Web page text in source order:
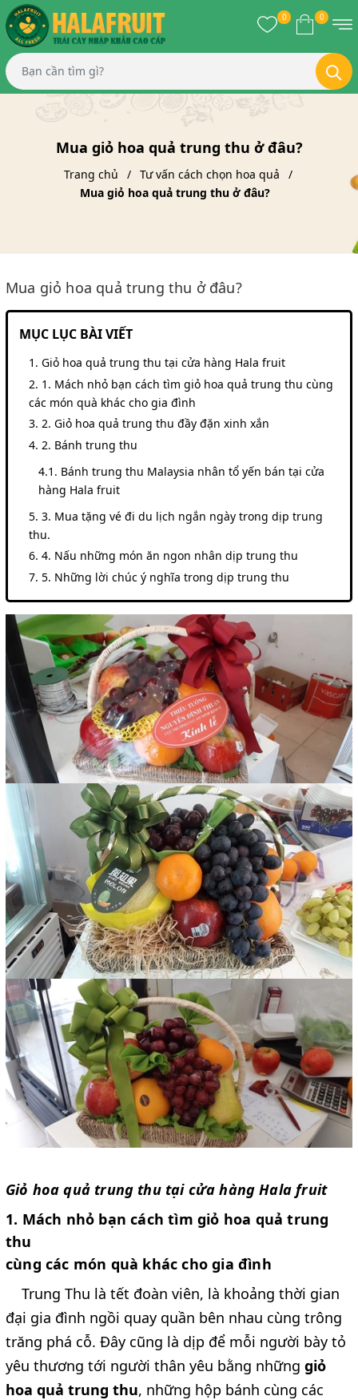
0 0
Mua giỏ hoa quả trung thu ở đâu?
Trang chủ
Tư vấn cách chọn hoa quả
Mua giỏ hoa quả trung thu ở đâu?
Mua giỏ hoa quả trung thu ở đâu?
MỤC LỤC BÀI VIẾT
Giỏ hoa quả trung thu tại cửa hàng Hala fruit
1. Mách nhỏ bạn cách tìm giỏ hoa quả trung thu cùng
các món quà khác cho gia đình
2. Giỏ hoa quả trung thu đầy đặn xinh xắn
2. Bánh trung thu
Bánh trung thu Malaysia nhân tổ yến bán tại cửa
hàng Hala fruit
3. Mua tặng vé đi du lịch ngắn ngày trong dịp trung
thu.
4. Nấu những món ăn ngon nhân dịp trung thu
5. Những lời chúc ý nghĩa trong dịp trung thu
Giỏ hoa quả trung thu tại cửa hàng Hala fruit
1. Mách nhỏ bạn cách tìm giỏ hoa quả trung
thu
cùng các món quà khác cho gia đình
Trung Thu là tết đoàn viên, là khoảng thời gian
đại gia đình ngồi quay quần bên nhau cùng trông
trăng phá cỗ. Đây cũng là dịp để mỗi người bày tỏ
yêu thương tới người thân yêu bằng những giỏ
hoa quả trung thu, những hộp bánh cùng các